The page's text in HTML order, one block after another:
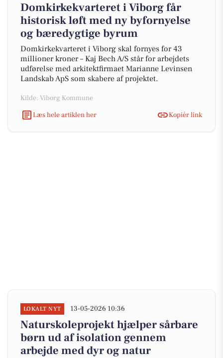
Domkirkekvarteret i Viborg får
historisk løft med ny byfornyelse
og bæredygtige byrum
Domkirkekvarteret i Viborg skal fornyes for 43
millioner kroner – Kaj Bech A/S står for arbejdets
udførelse med arkitektfirmaet Marianne Levinsen
Landskab ApS som skabere af projektet.
Kilde: Viborg Kommune
Læs hele artiklen her
Kopiér link
LOKALT NYT 13-05-2026 10:36
Naturskoleprojekt hjælper sårbare
børn ud af isolation gennem
arbejde med dyr og natur